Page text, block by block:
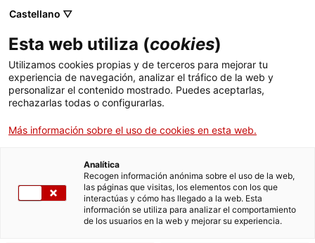
Menú
Buscador
Servicios de Internacionalización
Servicios de Innovación Servicios para Startups
ACCIÓ - Agencia para el crecimiento de las empresas
ACCIÓ - Agencia para el crecimiento de las empresas
Inicio
Ayudas y servicios
Países
Actividades
Ayudas Leader para el fomento de
la diversificación económica de las
zonas rurales
¿Qué necesitas hacer?
Castellano ▽
Esta web utiliza (cookies)
Utilizamos cookies propias y de terceros para mejorar tu
experiencia de navegación, analizar el tráfico de la web y
personalizar el contenido mostrado. Puedes aceptarlas,
rechazarlas todas o configurarlas.
Más información sobre el uso de cookies en esta web.
Analítica
Recogen información anónima sobre el uso de la web,
las páginas que visitas, los elementos con los que
interactúas y cómo has llegado a la web. Esta
información se utiliza para analizar el comportamiento
de los usuarios en la web y mejorar su experiencia.